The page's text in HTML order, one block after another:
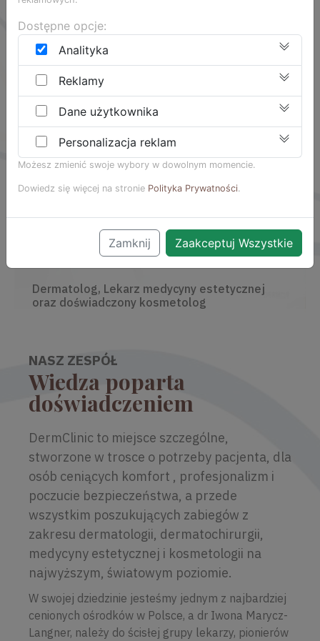
Dr Iwona Marycz-Langner
Dermatolog, Lekarz medycyny estetycznej
oraz doświadczony kosmetolog
NASZ ZESPÓŁ
Wiedza poparta
doświadczeniem
DermClinic to miejsce szczególne,
stworzone w trosce o potrzeby pacjenta, dla
osób ceniących komfort , profesjonalizm i
poczucie bezpieczeństwa, a przede
wszystkim poszukujących zabiegów z
zakresu dermatologii, dermatochirurgii,
medycyny estetycznej i kosmetologii na
najwyższym, światowym poziomie.
W swojej dziedzinie jesteśmy jednym z najbardziej
cenionych ośrodków w Polsce, a dr Iwona Marycz-
Langner, należy do ścisłej grupy lekarzy, pionierów
Dostępne opcje:
Analityka
Reklamy
Dane użytkownika
Personalizacja reklam
Możesz zmienić swoje wybory w dowolnym momencie.
Dowiedz się więcej na stronie Polityka Prywatności.
Zamknij Zaakceptuj Wszystkie